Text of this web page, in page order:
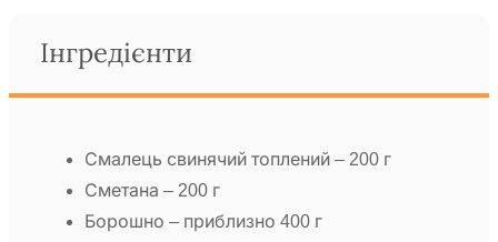
Інгредієнти
Смалець свинячий топлений – 200 г
Сметана – 200 г
Борошно – приблизно 400 г